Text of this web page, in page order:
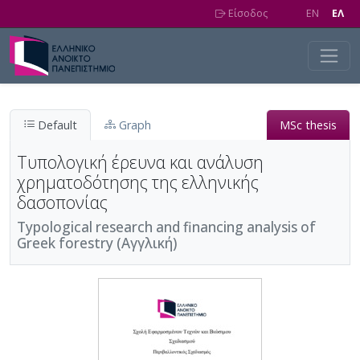
Είσοδος EN EΛ
Default Graph MSc thesis
Τυπολογική έρευνα και ανάλυση
χρηματοδότησης της ελληνικής
δασοπονίας
Typological research and financing analysis of
Greek forestry (Αγγλική)